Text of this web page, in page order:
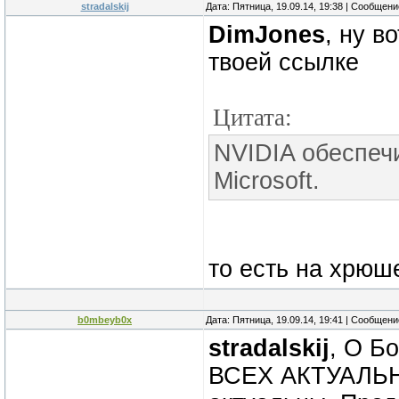
stradalskij Дата: Пятница, 19.09.14, 19:38 |
DimJones, ну
твоей ссылке
Цитата:
NVIDIA
Microsoft.
то есть на
b0mbeyb0x Дата: Пятница, 19.09.14, 19:41 |
stradalskij, О
ВСЕХ